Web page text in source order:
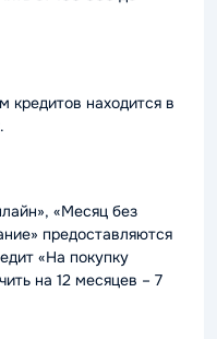
кредитов находится в
«Месяц без
предоставляются
«На покупку
на 12 месяцев – 7